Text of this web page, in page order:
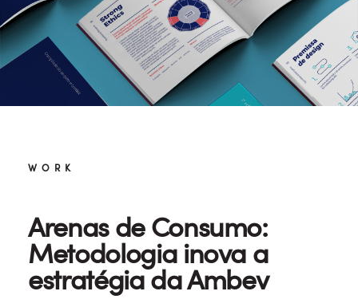
WORK
Arenas de Consumo:
Metodologia inova a
estratégia da Ambev